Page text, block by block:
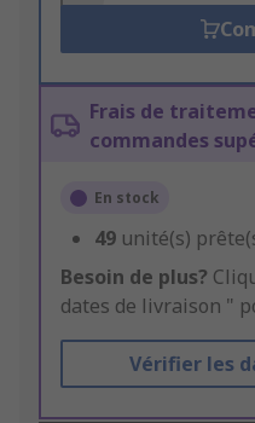
Frais de
commandes
En stock
49 unité(s)
Besoin de plus?
dates de livraison "
Vérifier les